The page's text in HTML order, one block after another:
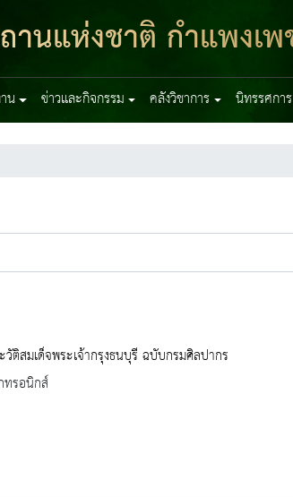
นแห่งชาติ กำแพงเพ
น ข่าวและกิจกรรม คลังวิชาการ นิทรรศการ
ติสมเด็จพระเจ้ากรุงธนบุรี ฉบับกรมศิลปากร
ทรอนิกส์